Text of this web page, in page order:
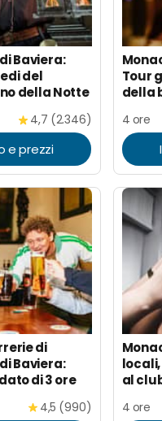
Baviera:
del
della Notte
4,7 (2.346)
e prezzi
Tour
della
4 ore
di
Baviera:
di 3 ore
4,5 (990)
al
4 ore